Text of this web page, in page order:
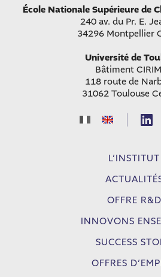
École Nationale Supérieure de
240 av. du Pr. E.
34296 Montpellier
Université de
Bâtiment
118 route de
31062 Toulouse
|
L’INSTITUT
OFFRE R&D
INNOVONS
SUCCESS
OFFRES